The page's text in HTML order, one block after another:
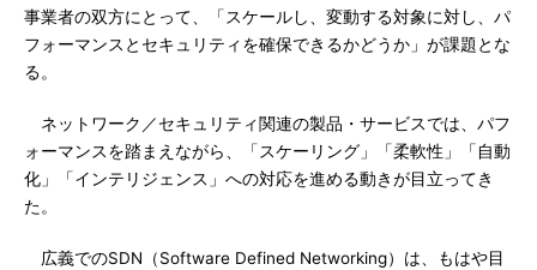
事業者の双方にとって、「スケールし、変動する対象に対し、パ
フォーマンスとセキュリティを確保できるかどうか」が課題とな
る。
ネットワーク／セキュリティ関連の製品・サービスでは、パフ
ォーマンスを踏まえながら、「スケーリング」「柔軟性」「自動
化」「インテリジェンス」への対応を進める動きが目立ってき
た。
広義でのSDN（Software Defined Networking）は、もはや目